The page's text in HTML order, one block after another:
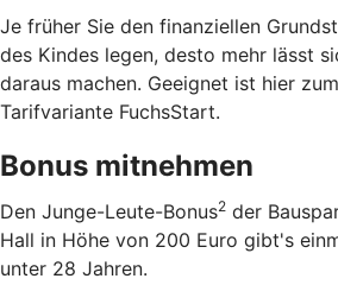
Je früher Sie den finanziellen
des Kindes legen, desto mehr lässt
daraus machen. Geeignet ist hier
Tarifvariante FuchsStart.
Bonus mitnehmen
Den Junge-Leute-Bonus2 der
Hall in Höhe von 200 Euro gibt's
unter 28 Jahren.